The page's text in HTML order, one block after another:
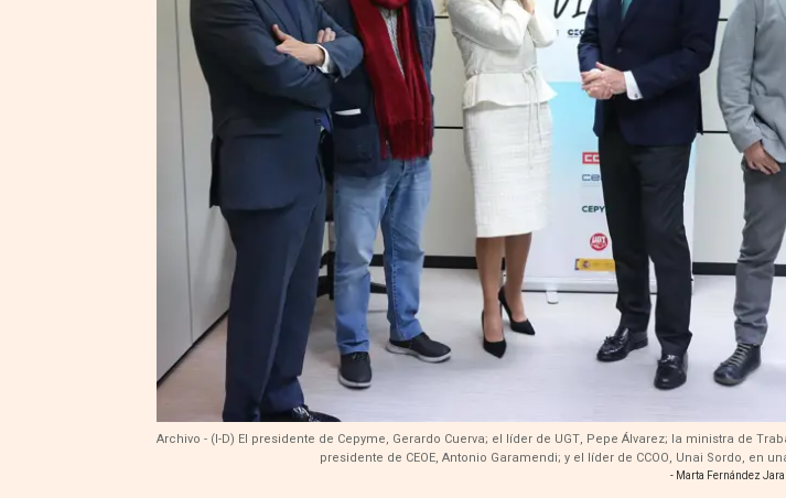
Archivo - (I-D) El presidente de Cepyme, Gerardo Cuerva; el líder de UGT, Pepe Álvarez; la ministra de
presidente de CEOE, Antonio Garamendi; y el líder de CCOO, Unai Sordo, en
- Marta Fernández